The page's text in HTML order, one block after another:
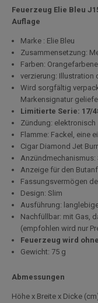
Feuerzeug Elie Bleu
Auflage
Marke : Elie Bleu
Zusammensetzung:
Farben:
verzierung: Illustration
Wird sorgfältig
Markensignatur
Limitierte Serie: 17/
Zündung: elektronisch
Flamme: Fackel, eine
Cigar Diamond Jet
Anzeige für den
Fassungsvermögen
Design: Slim
Ausführung:
Nachfüllbar: mit Gas,
(empfohlen wird nur
Feuerzeug wird
Gewicht: 75 g
Abmessungen
Höhe x Breite x Dicke